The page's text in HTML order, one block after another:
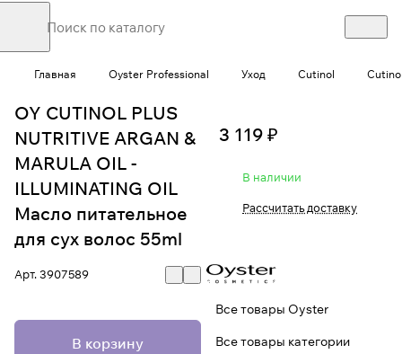
Главная Oyster Professional Уход Cutinol
OY CUTINOL PLUS
NUTRITIVE ARGAN &
MARULA OIL -
ILLUMINATING OIL
Масло питательное
для сух волос 55ml
Арт.3907589
В корзину
3 119 ₽
В наличии
Рассчитать доставку
Все товары Oyster
Все товары категории